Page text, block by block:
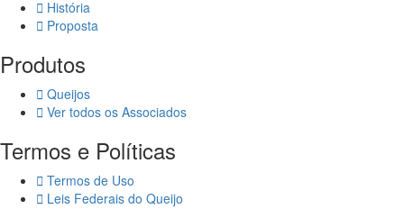
História
Proposta
Produtos
Queijos
Ver todos os Associados
Termos e Políticas
Termos de Uso
Leis Federais do Queijo